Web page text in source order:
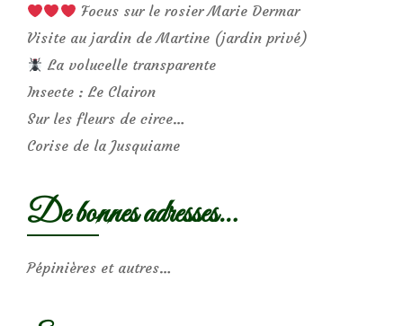
Focus sur le rosier Marie Dermar
Visite au jardin de Martine (jardin privé)
La volucelle transparente
Insecte : Le Clairon
Sur les fleurs de circe…
Corise de la Jusquiame
De bonnes adresses…
Pépinières et autres…